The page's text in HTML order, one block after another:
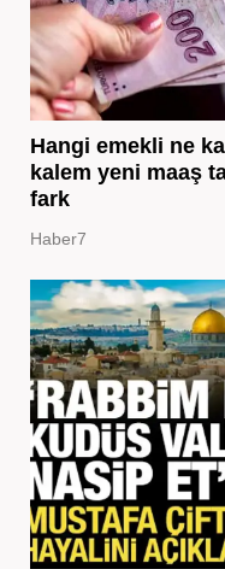
Hangi emekli ne
kalem yeni maaş
fark
Haber7